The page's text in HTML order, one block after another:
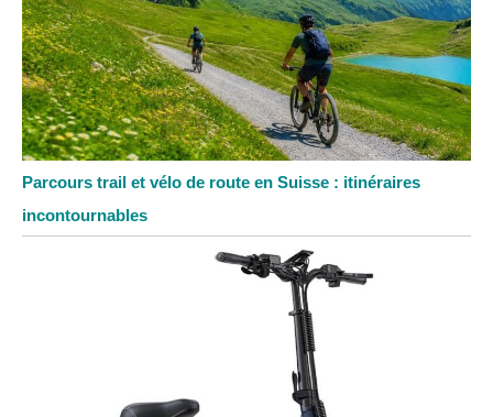
Parcours trail et vélo de route en Suisse : itinéraires
incontournables